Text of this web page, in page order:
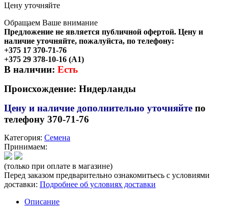
Цену уточняйте
Обращаем Ваше внимание
Предложение не является публичной офертой. Цену и
наличие уточняйте, пожалуйста, по телефону:
+375 17 370-71-76
+375 29 378-10-16 (A1)
В наличии: Есть
Происхождение: Нидерланды
Цену и наличие дополнительно уточняйте по
телефону 370-71-76
Категория: Семена
Принимаем:
(только при оплате в магазине)
Перед заказом предварительно ознакомитьесь с условиями
доставки: Подробнее об условиях доставки
Описание